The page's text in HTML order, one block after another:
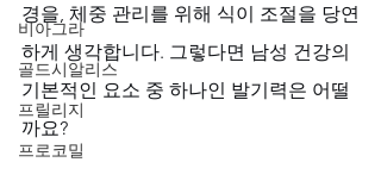
비아그라
골드시알리스
프릴리지
프로코밀
경을, 체중 관리를 위해 식이 조절을 당연
하게 생각합니다. 그렇다면 남성 건강의
기본적인 요소 중 하나인 발기력은 어떨
까요?